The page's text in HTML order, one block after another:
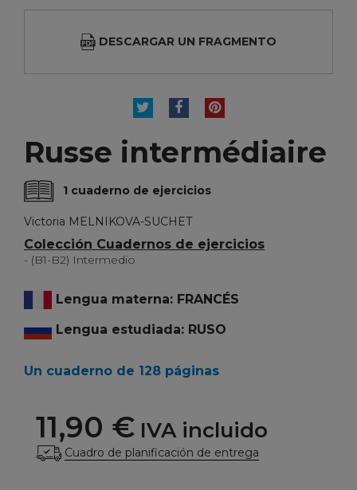
DESCARGAR UN FRAGMENTO
TUITEARCOMPARTIR
PINTEREST
Russe intermédiaire
1 cuaderno de ejercicios
Victoria MELNIKOVA-SUCHET
Colección Cuadernos de ejercicios
- (B1-B2) Intermedio
Lengua materna: FRANCÉS
Lengua estudiada: RUSO
Un cuaderno de 128 páginas
11,90 € IVA incluido
Cuadro de planificación de entrega